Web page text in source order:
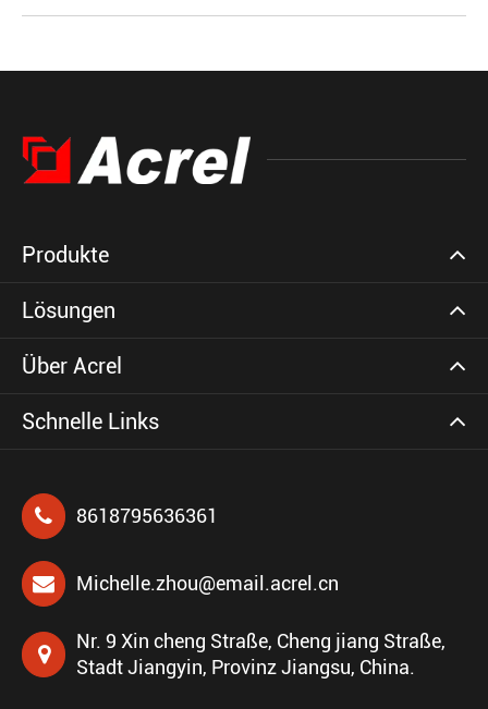
Produkte
Lösungen
Über Acrel
Schnelle Links
8618795636361
Michelle.zhou@email.acrel.cn
Nr. 9 Xin cheng Straße, Cheng jiang Straße,
Stadt Jiangyin, Provinz Jiangsu, China.